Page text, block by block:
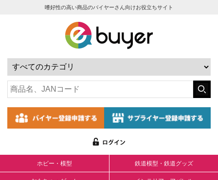
嗜好性の高い商品のバイヤーさん向けお役立ちサイト
ホビー・模型 鉄道模型・鉄道グッズ